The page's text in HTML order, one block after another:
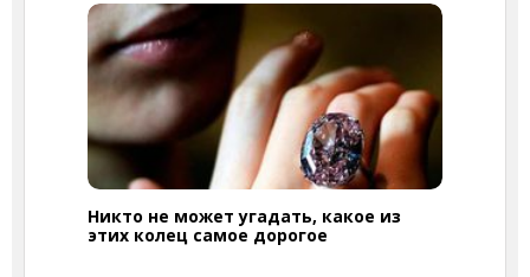
Никто не может угадать, какое из
этих колец самое дорогое